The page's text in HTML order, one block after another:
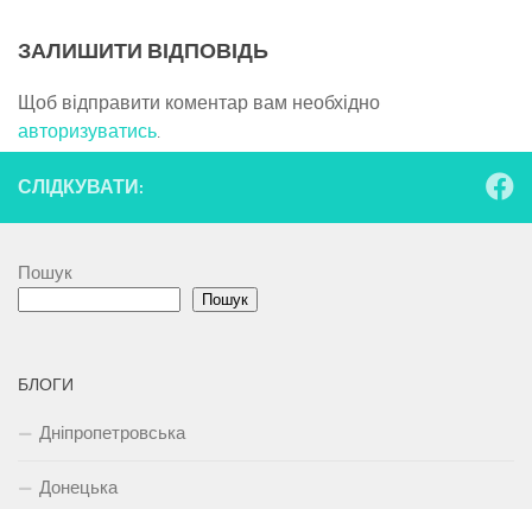
ЗАЛИШИТИ ВІДПОВІДЬ
Щоб відправити коментар вам необхідно
авторизуватись.
СЛІДКУВАТИ:
Пошук
Пошук
БЛОГИ
Дніпропетровська
Донецька